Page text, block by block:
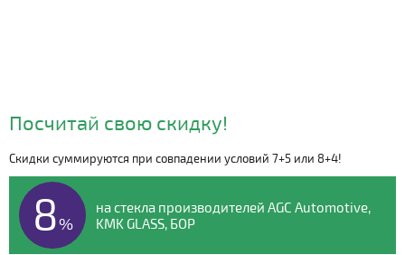
Видео о компании
Посчитай свою скидку!
Скидки суммируются при совпадении условий 7+5 или 8+4!
8%
на стекла производителей AGC Automotive,
KMK GLASS, БОР